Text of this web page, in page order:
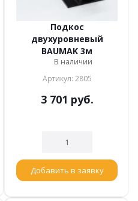
Подкос
двухуровневый
BAUMAK 3м
В наличии
Артикул: 2805
3 701 руб.
Добавить в заявку